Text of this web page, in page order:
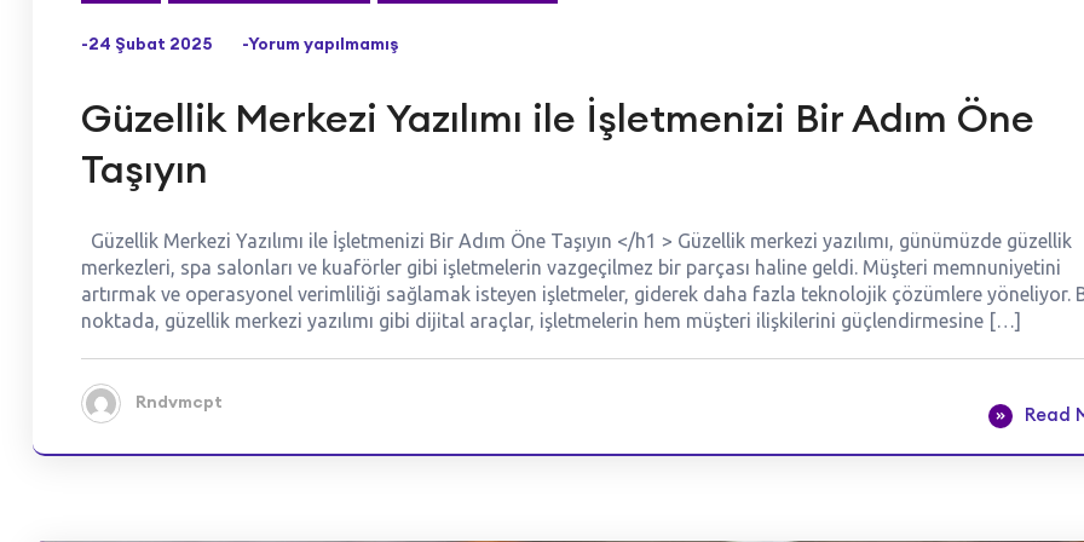
-24 Şubat 2025 -Yorum yapılmamış
Güzellik Merkezi Yazılımı ile İşletmenizi Bir Adım Öne
Taşıyın
Güzellik Merkezi Yazılımı ile İşletmenizi Bir Adım Öne Taşıyın </h1 > Güzellik merkezi yazılımı, günümüzde güzellik
merkezleri, spa salonları ve kuaförler gibi işletmelerin vazgeçilmez bir parçası haline geldi. Müşteri memnuniyetini
artırmak ve operasyonel verimliliği sağlamak isteyen işletmeler, giderek daha fazla teknolojik çözümlere yöneliyor.
noktada, güzellik merkezi yazılımı gibi dijital araçlar, işletmelerin hem müşteri ilişkilerini güçlendirmesine […]
Rndvmcpt
Read